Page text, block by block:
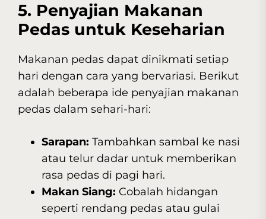
5. Penyajian Makanan
Pedas untuk Keseharian
Makanan pedas dapat dinikmati setiap
hari dengan cara yang bervariasi. Berikut
adalah beberapa ide penyajian makanan
pedas dalam sehari-hari:
Sarapan: Tambahkan sambal ke nasi
atau telur dadar untuk memberikan
rasa pedas di pagi hari.
Makan Siang: Cobalah hidangan
seperti rendang pedas atau gulai